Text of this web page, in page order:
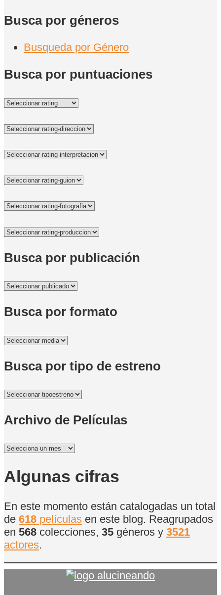
Busca por géneros
Busqueda por Género
Busca por puntuaciones
Busca por publicación
Busca por formato
Busca por tipo de estreno
Archivo de Películas
Archivo
Películas
Algunas cifras
En este momento están catalogadas un total
de 618 películas en este blog. Reagrupados
en 568 colecciones, 35 géneros y 3521
actores.